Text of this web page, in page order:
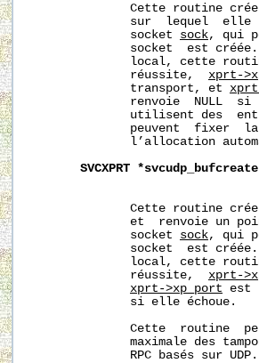
Cette routine
sur  lequel  elle
              socket
sock, qui
socket  est
local, cette
              réussite,
xprt-
              transport, et
renvoie  NULL  si
utilisent des
peuvent  fixer
l’allocation
SVCXPRT
Cette routine
et  renvoie un
              socket
sock, qui
socket  est
local, cette
              réussite,
xprt-
xprt->xp_port est
              si elle échoue.
Cette  routine
maximale des
              RPC basés sur UDP.